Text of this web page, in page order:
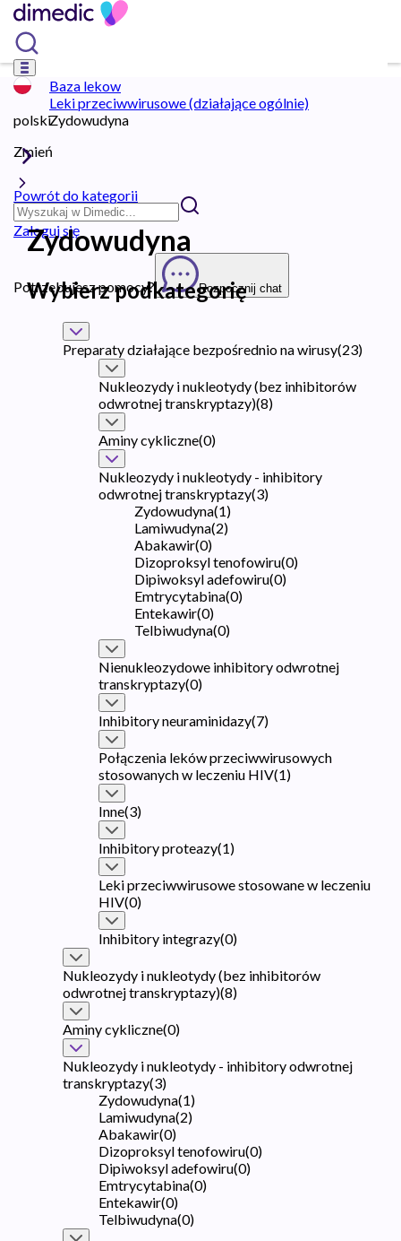
polski
Zmień
Zaloguj się
Potrzebujesz pomocy? Rozpocznij chat
Baza lekow
Leki przeciwwirusowe (działające ogólnie)
Zydowudyna
Powrót do kategorii
Zydowudyna
Wybierz podkategorię
Preparaty działające bezpośrednio na wirusy(23)
Nukleozydy i nukleotydy (bez inhibitorów
odwrotnej transkryptazy)(8)
Aminy cykliczne(0)
Nukleozydy i nukleotydy - inhibitory
odwrotnej transkryptazy(3)
Zydowudyna(1)
Lamiwudyna(2)
Abakawir(0)
Dizoproksyl tenofowiru(0)
Dipiwoksyl adefowiru(0)
Emtrycytabina(0)
Entekawir(0)
Telbiwudyna(0)
Nienukleozydowe inhibitory odwrotnej
transkryptazy(0)
Inhibitory neuraminidazy(7)
Połączenia leków przeciwwirusowych
stosowanych w leczeniu HIV(1)
Inne(3)
Inhibitory proteazy(1)
Leki przeciwwirusowe stosowane w leczeniu
HIV(0)
Inhibitory integrazy(0)
Nukleozydy i nukleotydy (bez inhibitorów
odwrotnej transkryptazy)(8)
Aminy cykliczne(0)
Nukleozydy i nukleotydy - inhibitory odwrotnej
transkryptazy(3)
Zydowudyna(1)
Lamiwudyna(2)
Abakawir(0)
Dizoproksyl tenofowiru(0)
Dipiwoksyl adefowiru(0)
Emtrycytabina(0)
Entekawir(0)
Telbiwudyna(0)